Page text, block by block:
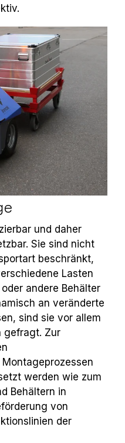
und daher
Sie sind nicht
beschränkt,
Lasten
andere Behälter
an veränderte
sind sie vor allem
gefragt. Zur
werden wie zum
Behältern in
von
der